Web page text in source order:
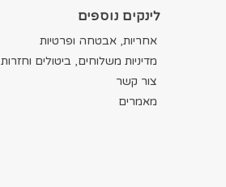
לינקים נוספים
אחריות, אבטחה ופרטיות
מדיניות משלוחים, ביטולים וחזרות
צור קשר
מאמרים